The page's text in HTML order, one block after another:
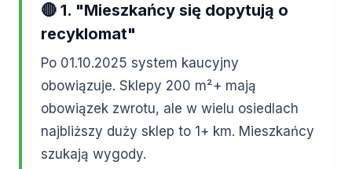
🔴 1. "Mieszkańcy się dopytują o
recyklomat"
Po 01.10.2025 system kaucyjny
obowiązuje. Sklepy 200 m²+ mają
obowiązek zwrotu, ale w wielu osiedlach
najbliższy duży sklep to 1+ km. Mieszkańcy
szukają wygody.